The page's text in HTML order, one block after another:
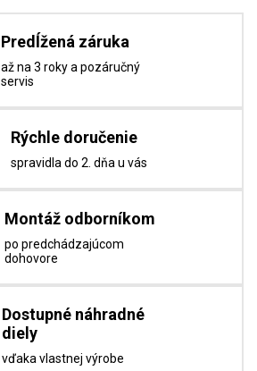
Predĺžená záruka
až na 3 roky a pozáručný
servis
Rýchle doručenie
spravidla do 2. dňa u vás
Montáž odborníkom
po predchádzajúcom
dohovore
Dostupné náhradné
diely
vďaka vlastnej výrobe